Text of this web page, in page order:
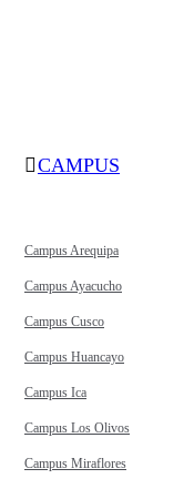
CAMPUS
Campus Arequipa
Campus Ayacucho
Campus Cusco
Campus Huancayo
Campus Ica
Campus Los Olivos
Campus Miraflores